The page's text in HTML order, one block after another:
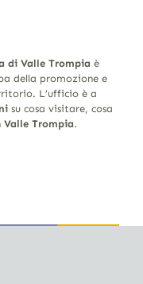
di Valle Trompia è
della promozione e
L’ufficio è a
su cosa visitare, cosa
Valle Trompia.